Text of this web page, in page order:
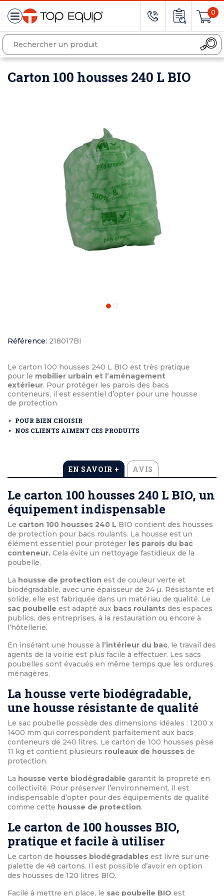
0
Carton 100 housses 240 L BIO
Référence: 218017BI
Le carton 100 housses 240 L BIO est très pratique
pour le mobilier urbain et l’aménagement
extérieur. Pour protéger les parois des bacs
conteneurs, il est essentiel d’opter pour une housse
de protection.
POUR BIEN CHOISIR
NOS CLIENTS AIMENT CES PRODUITS
EN SAVOIR + AVIS
Le carton 100 housses 240 L BIO, un
équipement indispensable
Le carton 100 housses 240 L BIO contient des housses
de protection pour bacs roulants. La housse est un
élément essentiel pour protéger les parois du bac
conteneur. Cela évite un nettoyage fastidieux de la
poubelle.
La housse de protection est de couleur verte et
biodégradable, avec une épaisseur de 24 µ. Résistante et
solide, elle est fabriquée dans un matériau de qualité. Le
sac poubelle est adapté aux bacs roulants des espaces
publics, des entreprises, à la restauration ou encore à
l’hôtellerie.
En insérant une housse à l’intérieur du bac, le travail des
agents de la voirie est plus facile à effectuer. Les sacs
poubelles sont évacués en même temps que les ordures
ménagères.
La housse verte biodégradable,
une housse résistante de qualité
Le sac poubelle possède des dimensions idéales : 1200 x
1400 mm qui correspondent parfaitement aux bacs
conteneurs de 240 litres. Le carton de 100 housses pèse
11 kg et contient plusieurs rouleaux de housses de
protection.
La housse verte biodégradable garantit la propreté en
collectivité. Pour préserver l’environnement, il est
indispensable d’opter pour des équipements de qualité
comme cette housse de protection.
Le carton de 100 housses BIO,
pratique et facile à utiliser
Le carton de housses biodégradables est livré sur une
palette de 48 cartons. Il est possible d’avoir en option
des housses de 120 litres BIO.
Facile à mettre en place, le sac poubelle BIO est